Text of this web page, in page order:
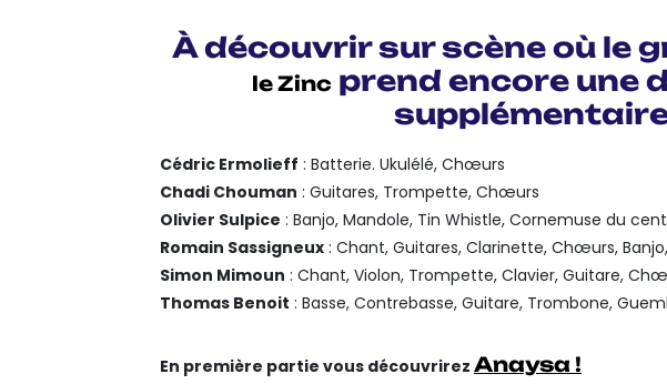
À découvrir sur scène où le
le Zincprend encore une
Cédric Ermolieff : Batterie. Ukulélé, Chœurs
Chadi Chouman : Guitares, Trompette, Chœurs
Olivier Sulpice : Banjo, Mandole, Tin Whistle, Cornemuse du
Romain Sassigneux : Chant, Guitares, Clarinette, Chœurs,
Simon Mimoun : Chant, Violon, Trompette, Clavier, Guitare,
Thomas Benoit : Basse, Contrebasse, Guitare, Trombone,
En première partie vous découvrirez Anaysa !